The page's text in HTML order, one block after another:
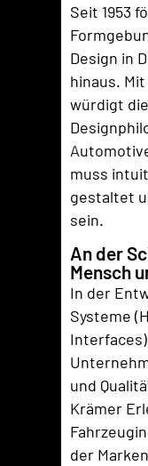
Seit 1953
Design in
hinaus.
würdigt
muss
gestaltet
sein.
An der
Mensch
In der
Systeme
und
Krämer
der